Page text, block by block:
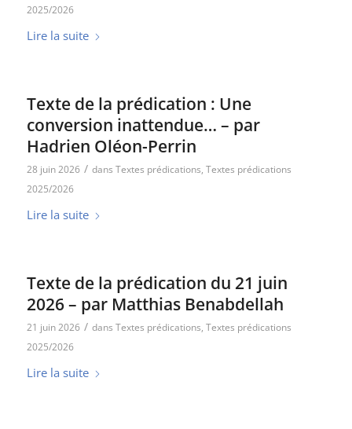
2025/2026
Lire la suite
Texte de la prédication : Une
conversion inattendue… – par
Hadrien Oléon-Perrin
28 juin 2026 / dans Textes prédications, Textes prédications
2025/2026
Lire la suite
Texte de la prédication du 21 juin
2026 – par Matthias Benabdellah
21 juin 2026 / dans Textes prédications, Textes prédications
2025/2026
Lire la suite